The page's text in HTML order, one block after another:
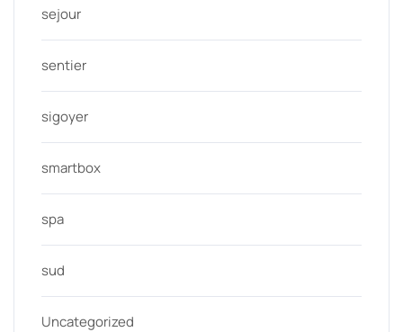
sejour
sentier
sigoyer
smartbox
spa
sud
Uncategorized